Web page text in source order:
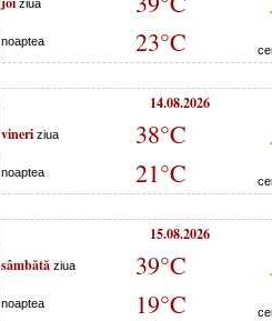
ziua
noaptea 23°C
14.08.2026
vineri ziua 38°C
noaptea 21°C
15.08.2026
sâmbătă ziua 39°C
noaptea 19°C